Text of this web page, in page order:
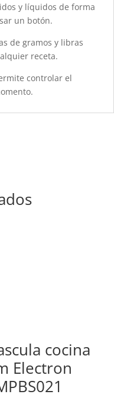
y líquidos de forma
un botón.
de gramos y libras
receta.
controlar el
cocina
Electron